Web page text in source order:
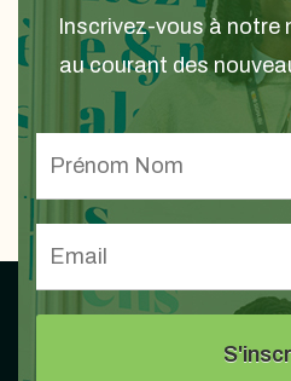
Inscrivez-vous à
au courant des